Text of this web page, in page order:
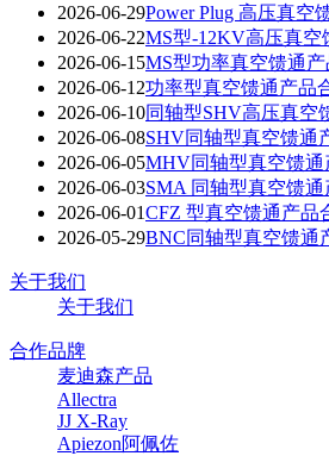
2026-06-29Power Plug 高压真空
2026-06-22MS型-12KV高压真空
2026-06-15MS型功率真空馈通
2026-06-12功率型真空馈通产品
2026-06-10同轴型SHV高压真空
2026-06-08SHV同轴型真空馈通
2026-06-05MHV同轴型真空馈通
2026-06-03SMA 同轴型真空馈
2026-06-01CFZ 型真空馈通产品
2026-05-29BNC同轴型真空馈通
关于我们
关于我们
合作品牌
麦迪森产品
Allectra
JJ X-Ray
Apiezon阿佩佐